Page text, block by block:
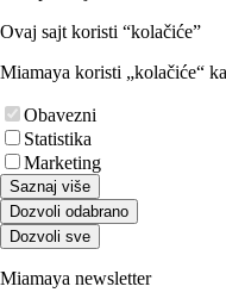
Ovaj sajt koristi “kolačiće”
Miamaya koristi „kolačiće“
Obavezni
Statistika
Marketing
Saznaj više
Dozvoli odabrano
Dozvoli sve
Miamaya newsletter